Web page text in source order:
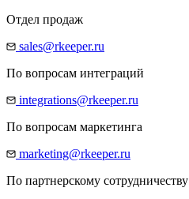
Отдел продаж
sales@rkeeper.ru
По вопросам интеграций
integrations@rkeeper.ru
По вопросам маркетинга
marketing@rkeeper.ru
По партнерскому сотрудничеству